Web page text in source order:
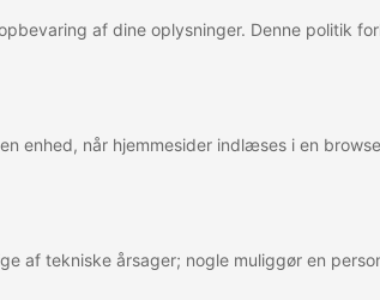
af dine oplysninger. Denne politik
enhed, når hjemmesider indlæses i en
af tekniske årsager; nogle muliggør en